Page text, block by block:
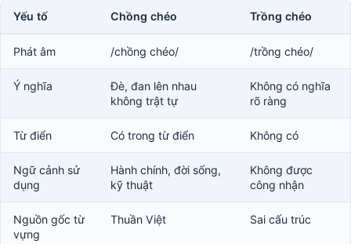
Yếu tố Chồng chéo Trồng chéo
Phát âm /chồng chéo/ /trồng chéo/
Ý nghĩa
Đè, đan lên nhau
không trật tự
Không có nghĩa
rõ ràng
Từ điển Có trong từ điển Không có
Ngữ cảnh sử
dụng
Hành chính, đời sống,
kỹ thuật
Không được
công nhận
Nguồn gốc từ
vựng
Thuần Việt Sai cấu trúc